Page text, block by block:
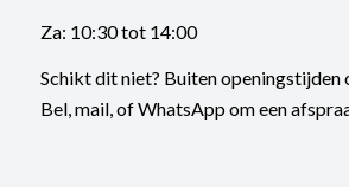
Za: 10:30 tot 14:00
Schikt dit niet? Buiten openingstijden
Bel, mail, of WhatsApp om een